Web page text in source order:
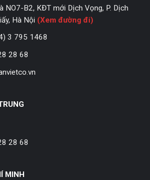
NO7-B2, KĐT mới Dịch Vọng, P. Dịch
Hà Nội (Xem đường đi)
3 795 1468
28 68
28 68
MINH